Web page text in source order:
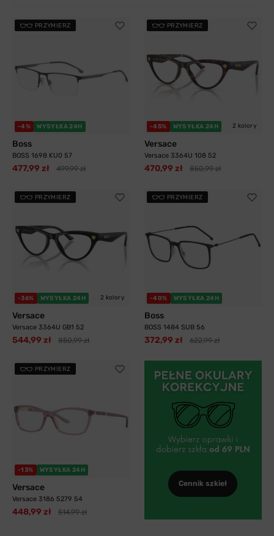
PRZYMIERZ
-4% WYSYŁKA 24H
Boss
BOSS 1698 KU0 57
477,99 zł 499,99 zł
PRZYMIERZ
-45% WYSYŁKA 24H 2 kolory
Versace
Versace 3364U 108 52
470,99 zł 850,99 zł
PRZYMIERZ
-36% WYSYŁKA 24H 2 kolory
Versace
Versace 3364U GB1 52
544,99 zł 850,99 zł
PRZYMIERZ
-40% WYSYŁKA 24H
Boss
BOSS 1484 SUB 56
372,99 zł 622,99 zł
PRZYMIERZ
-13% WYSYŁKA 24H
Versace
Versace 3186 5279 54
448,99 zł 514,99 zł
Cennik szkieł